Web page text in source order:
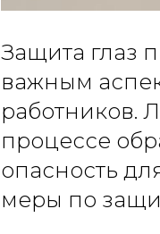
Защита глаз
важным
работников.
процессе
опасность
меры по